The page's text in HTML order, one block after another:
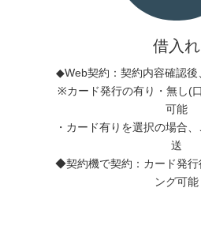
借入れ
◆Web契約：契約内容確認後
※カード発行の有り・無し(
可能
・カード有りを選択の場合
送
◆契約機で契約：カード発行
ング可能